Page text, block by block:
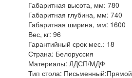
Габаритная высота, мм: 780
Габаритная глубина, мм: 740
Габаритная ширина, мм: 1600
Вес, кг: 96
Гарантийный срок мес.: 18
Страна: Белоруссия
Материалы: ЛДСП/МДФ
Тип стола: Письменный:Прямой